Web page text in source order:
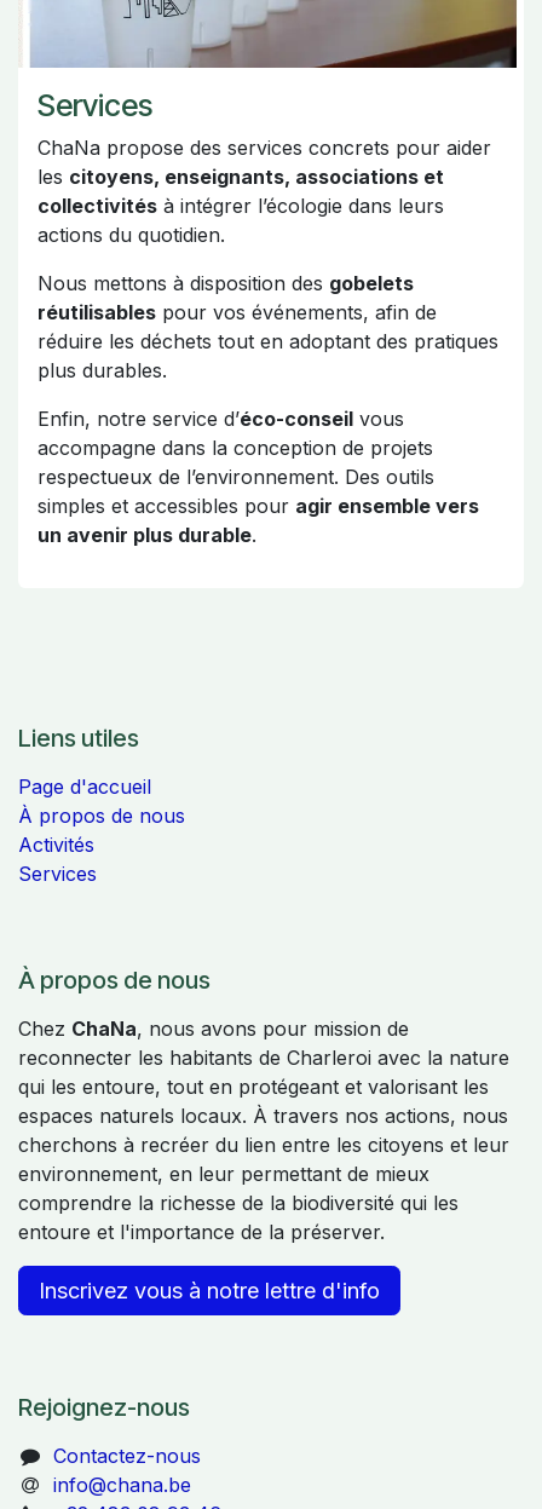
Services
ChaNa propose des services concrets pour aider
les citoyens, enseignants, associations et
collectivités à intégrer l’écologie dans leurs
actions du quotidien.
Nous mettons à disposition des gobelets
réutilisables pour vos événements, afin de
réduire les déchets tout en adoptant des pratiques
plus durables.
Enfin, notre service d’éco-conseil vous
accompagne dans la conception de projets
respectueux de l’environnement. Des outils
simples et accessibles pour agir ensemble vers
un avenir plus durable.
Liens utiles
Page d'accueil
À propos de nous
Activités
Services
À propos de nous
Chez ChaNa, nous avons pour mission de
reconnecter les habitants de Charleroi avec la nature
qui les entoure, tout en protégeant et valorisant les
espaces naturels locaux. À travers nos actions, nous
cherchons à recréer du lien entre les citoyens et leur
environnement, en leur permettant de mieux
comprendre la richesse de la biodiversité qui les
entoure et l'importance de la préserver.
Inscrivez vous à notre lettre d'info
Rejoignez-nous
Contactez-nous
info@chana.be